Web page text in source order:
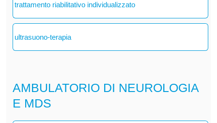
trattamento riabilitativo individualizzato
ultrasuono-terapia
AMBULATORIO DI NEUROLOGIA
E MDS